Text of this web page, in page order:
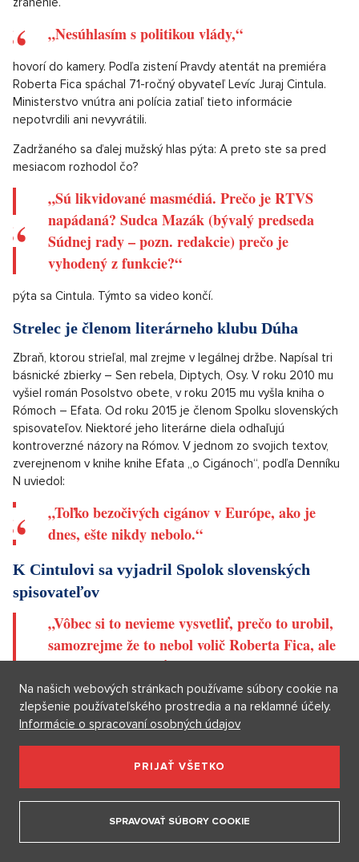
nich útočník, ktorý sa dnes pokúsil spáchať atentát na
premiéra Fica. Zdá sa, že video vzniklo na policajnej stanici.
Hovorí, že nesúhlasí s politikou vlády, s likvidáciou masmédií.
Video TÚ.
Na videu je zachytený muž, ktorý sedí na chodbe a má na čele
zranenie.
„Nesúhlasím s politikou vlády,“
hovorí do kamery. Podľa zistení Pravdy atentát na premiéra
Roberta Fica spáchal 71-ročný obyvateľ Levíc Juraj Cintula.
Ministerstvo vnútra ani polícia zatiaľ tieto informácie
nepotvrdili ani nevyvrátili.
Zadržaného sa ďalej mužský hlas pýta: A preto ste sa pred
napádaná? Sudca Mazák (bývalý predseda
Súdnej rady – pozn. redakcie) prečo je
vyhodený z funkcie?“
pýta sa Cintula. Týmto sa video končí.
Strelec je členom literárneho klubu Dúha
Zbraň, ktorou strieľal, mal zrejme v legálnej držbe. Napísal tri
vyšiel román Posolstvo obete, v roku 2015 mu vyšla kniha o
Rómoch – Efata. Od roku 2015 je členom Spolku slovenských
spisovateľov. Niektoré jeho literárne diela odhaľujú
kontroverzné názory na Rómov. V jednom zo svojich textov,
zverejnenom v knihe knihe Efata „o Cigánoch“, podľa Denníku
N uviedol:
„Toľko bezočivých cigánov v Európe, ako je
dnes, ešte nikdy nebolo.“
K Cintulovi sa vyjadril Spolok slovenských
spisovateľov
„Vôbec si to nevieme vysvetliť, prečo to urobil,
samozrejme že to nebol volič Roberta Fica, ale
že by chcel spáchať niekedy niečo také, to nám
nikdy ani náznakom nepovedal. Bol síce v
niektorých veciach ráznejší, ale rozhodne
žiadny blázon,“
Na našich webových stránkach používame súbory cookie na
zlepšenie používateľského prostredia a na reklamné účely.
Informácie o spracovaní osobných údajov
PRIJAŤ VŠETKO
SPRAVOVAŤ SÚBORY COOKIE